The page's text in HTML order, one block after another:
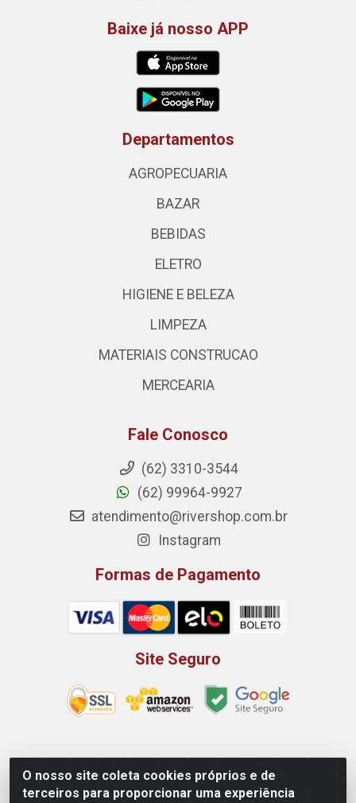
O nosso site coleta cookies próprios e de
terceiros para proporcionar uma experiência
Baixe já nosso APP
Departamentos
AGROPECUARIA
BAZAR
BEBIDAS
ELETRO
HIGIENE E BELEZA
LIMPEZA
MATERIAIS CONSTRUCAO
MERCEARIA
Fale Conosco
(62) 3310-3544
(62) 99964-9927
atendimento@rivershop.com.br
Instagram
Formas de Pagamento
Site Seguro
Rio Vermelho Distribuição de Alimentos LTDA - Rodovia
BR, 153, KM 52 N 00 QD 00 LT 16 - Bairro Jardim